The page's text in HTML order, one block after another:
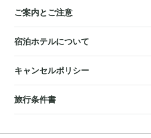
ご案内とご注意
宿泊ホテルについて
キャンセルポリシー
旅行条件書